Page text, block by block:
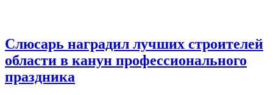
Слюсарь наградил лучших строителей
области в канун профессионального
праздника